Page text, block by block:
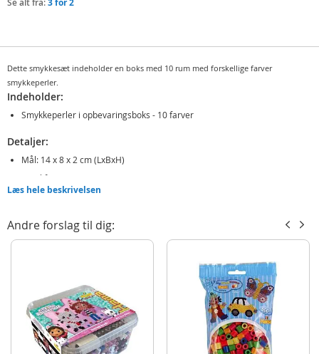
Dette smykkesæt indeholder en boks med 10 rum med forskellige farver
smykkeperler.
Indeholder:
Smykkeperler i opbevaringsboks - 10 farver
Detaljer:
Mål: 14 x 8 x 2 cm (LxBxH)
Antal farver: 10
Alder: fra 6 år
Produktdetaljer
Model
Læs hele beskrivelsen
Andre forslag til dig: